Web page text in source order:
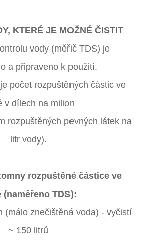
KTERÉ JE MOŽNÉ ČISTIT
vody (měřič TDS) je
a připraveno k použití.
počet rozpuštěných částic ve
v dílech na milion
rozpuštěných pevných látek na
litr vody).
rozpuštěné částice ve
(naměřeno TDS):
(málo znečištěná voda) - vyčistí
~ 150 litrů